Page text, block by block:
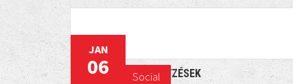
KAPCSOLÓDÓ BEJEGYZÉSEK
Social
JAN
06